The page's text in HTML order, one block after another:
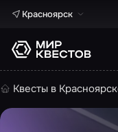
Красноярск
Квесты в